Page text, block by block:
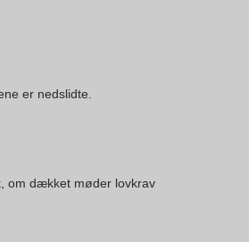
er nedslidte.
om dækket møder lovkrav